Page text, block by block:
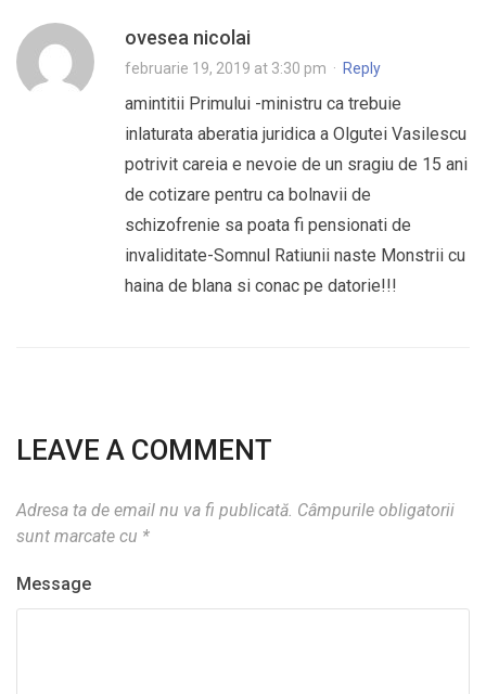
ovesea nicolai
februarie 19, 2019 at 3:30 pm · Reply
amintitii Primului -ministru ca trebuie
inlaturata aberatia juridica a Olgutei Vasilescu
potrivit careia e nevoie de un sragiu de 15 ani
de cotizare pentru ca bolnavii de
schizofrenie sa poata fi pensionati de
invaliditate-Somnul Ratiunii naste Monstrii cu
haina de blana si conac pe datorie!!!
LEAVE A COMMENT
Adresa ta de email nu va fi publicată. Câmpurile obligatorii
sunt marcate cu *
Message